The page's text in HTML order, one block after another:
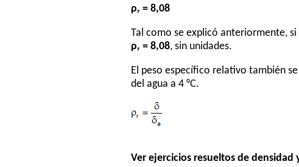
ρᵣ = 8,08
Tal como se explicó anteriormente,
ρᵣ = 8,08, sin unidades.
El peso específico relativo también
del agua a 4 °C.
Ver ejercicios resueltos de densidad